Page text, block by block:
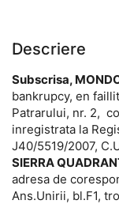
Descriere
Subscrisa,
bankrupcy, en
Patrarului, nr. 2,
inregistrata la
J40/5519/2007,
SIERRA
adresa de
Ans.Unirii, bl.F1,